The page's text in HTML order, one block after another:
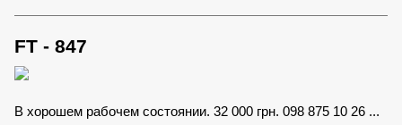
FT - 847
В хорошем рабочем состоянии. 32 000 грн. 098 875 10 26 ...